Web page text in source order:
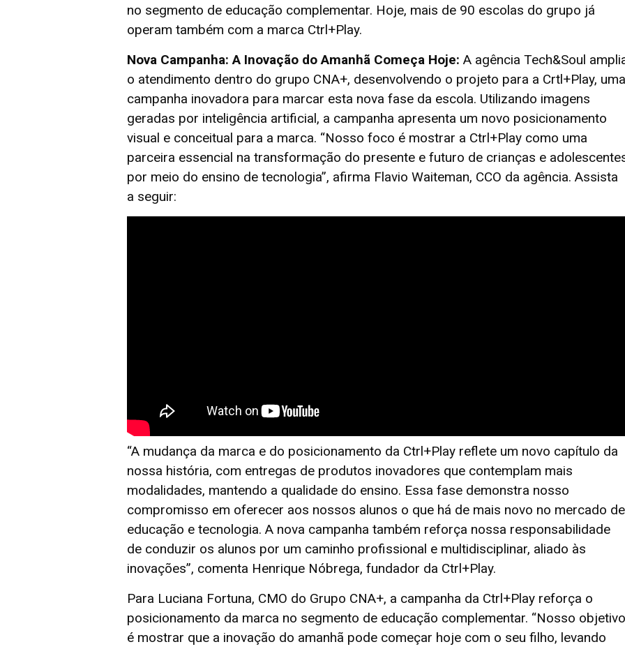
no segmento de educação complementar. Hoje, mais de 90 escolas do grupo já
operam também com a marca Ctrl+Play.
Nova Campanha: A Inovação do Amanhã Começa Hoje: A agência Tech&Soul
o atendimento dentro do grupo CNA+, desenvolvendo o projeto para a Crtl+Play, uma
campanha inovadora para marcar esta nova fase da escola. Utilizando imagens
geradas por inteligência artificial, a campanha apresenta um novo posicionamento
visual e conceitual para a marca. “Nosso foco é mostrar a Ctrl+Play como uma
parceira essencial na transformação do presente e futuro de crianças e
por meio do ensino de tecnologia”, afirma Flavio Waiteman, CCO da agência. Assista
a seguir:
“A mudança da marca e do posicionamento da Ctrl+Play reflete um novo capítulo da
nossa história, com entregas de produtos inovadores que contemplam mais
modalidades, mantendo a qualidade do ensino. Essa fase demonstra nosso
compromisso em oferecer aos nossos alunos o que há de mais novo no mercado de
educação e tecnologia. A nova campanha também reforça nossa responsabilidade
de conduzir os alunos por um caminho profissional e multidisciplinar, aliado às
inovações”, comenta Henrique Nóbrega, fundador da Ctrl+Play.
Para Luciana Fortuna, CMO do Grupo CNA+, a campanha da Ctrl+Play reforça o
posicionamento da marca no segmento de educação complementar. “Nosso objetivo
é mostrar que a inovação do amanhã pode começar hoje com o seu filho, levando